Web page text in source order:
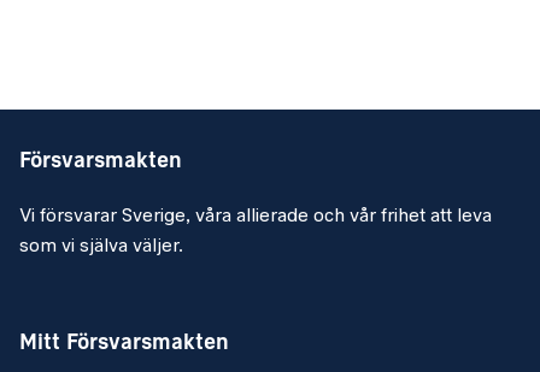
avdelningen i olika delsystem som t ex C2Strics eller TP
operatörer men även när Strilbataljonen och FV förövar
förmåga.
tillverkaren på uppdrag av Försvarsmaktens materielverk,
Försvarsmakten
Vi försvarar Sverige, våra allierade och vår frihet att leva
som vi själva väljer.
Mitt Försvarsmakten